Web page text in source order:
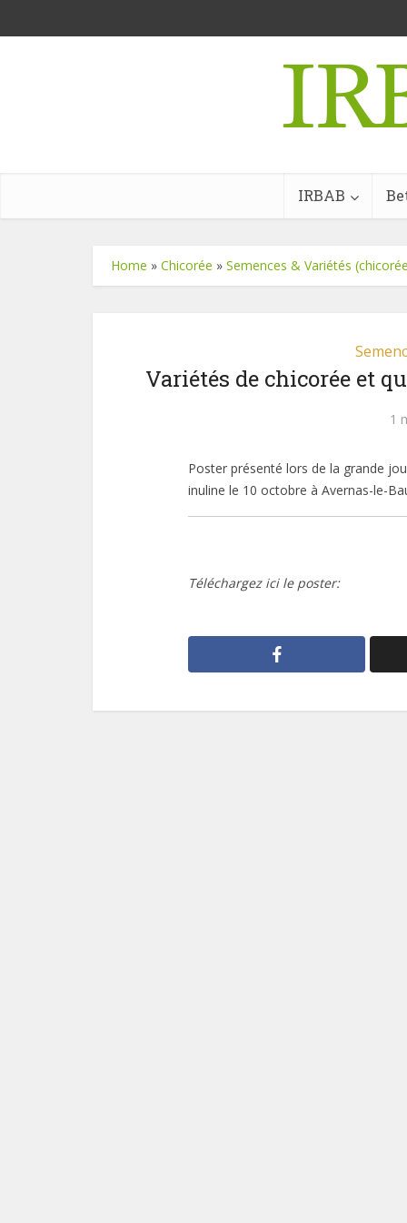
IRBAB
Home » Chicorée » Semences & Variétés
Variétés de chicorée et
1
Poster présenté lors de la grande
inuline le 10 octobre à Avernas-le-
Téléchargez ici le poster: